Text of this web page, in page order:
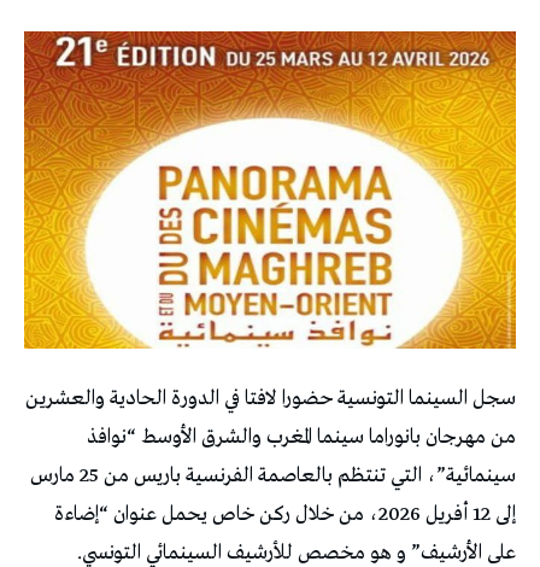
سجل السينما التونسية حضورا لافتا في الدورة الحادية والعشرين
من مهرجان بانوراما سينما المغرب والشرق الأوسط “نوافذ
سينمائية”، التي تنتظم بالعاصمة الفرنسية باريس من 25 مارس
إلى 12 أفريل 2026، من خلال ركن خاص يحمل عنوان “إضاءة
على الأرشيف” و هو مخصص للأرشيف السينمائي التونسي.